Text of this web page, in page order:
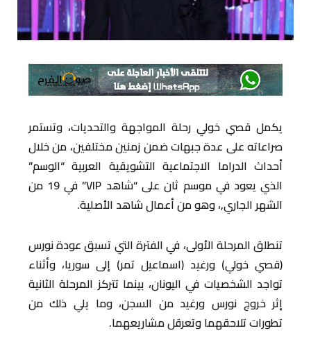
يكمل قصي خولي رحلة المواجهة والتحديات، وتستمر
صراعاته على عدة جبهات ضمن زمنين مختلفين، من خلال
أحداث الدراما الاجتماعية التشويقية العربية “الوسم”
الذي يعود في موسم ثان على “شاهد VIP” في 19 من
الشهر الجاري,، وهو من أعمال شاهد الأصلية.
تنطلق المرحلة الأولى، في الفترة التي تسبق عودة نورس
(قصي خولي) ورغيد (اسماعيل تمر) إلى سوريا، وأثناء
تواجد الشخصيات في اليونان، بينما تتركز المرحلة الثانية
إثر خروج نورس ورغيد من السجن، وما يلي ذلك من
تطورات تلاحقهما وتعرقل مشاريعهما.